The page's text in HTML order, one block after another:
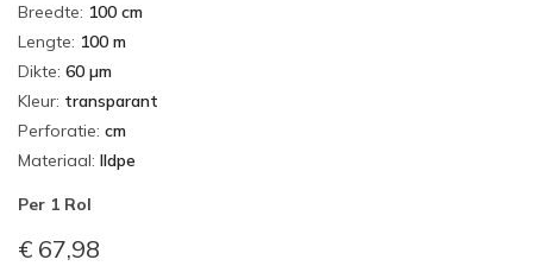
Breedte: 100 cm
Lengte: 100 m
Dikte: 60 µm
Kleur: transparant
Perforatie: cm
Materiaal: lldpe
Per 1 Rol
€ 67,98